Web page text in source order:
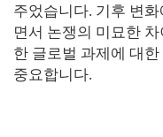
주었습니다. 기후 변
면서 논쟁의 미묘한
한 글로벌 과제에 대
중요합니다.